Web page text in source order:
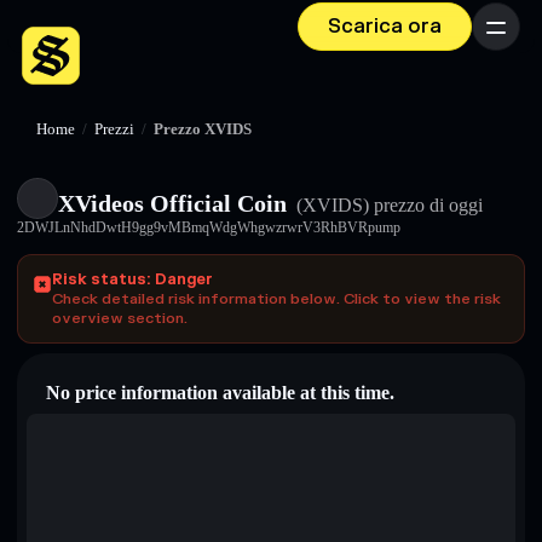
Scarica ora Menu
Home / Prezzi / Prezzo XVIDS
XVideos Official Coin (XVIDS) prezzo di oggi
2DWJLnNhdDwtH9gg9vMBmqWdgWhgwzrwrV3RhBVRpump
Risk status: Danger
Check detailed risk information below. Click to view the risk
overview section.
No price information available at this time.